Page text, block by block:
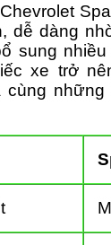
dễ dàng
sung nhiều
xe trở
cùng